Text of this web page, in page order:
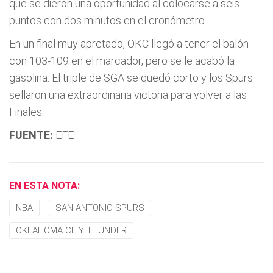
que se dieron una oportunidad al colocarse a seis
puntos con dos minutos en el cronómetro.
En un final muy apretado, OKC llegó a tener el balón
con 103-109 en el marcador, pero se le acabó la
gasolina. El triple de SGA se quedó corto y los Spurs
sellaron una extraordinaria victoria para volver a las
Finales.
FUENTE: EFE
EN ESTA NOTA:
NBA SAN ANTONIO SPURS
OKLAHOMA CITY THUNDER